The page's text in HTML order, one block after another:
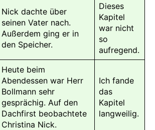
Nick dachte über
seinen Vater nach.
Außerdem ging er in
den Speicher.
Dieses
Kapitel
war nicht
so
aufregend.
Heute beim
Abendessen war Herr
Bollmann sehr
gesprächig. Auf den
Dachfirst beobachtete
Christina Nick.
Ich fande
das
Kapitel
langweilig.